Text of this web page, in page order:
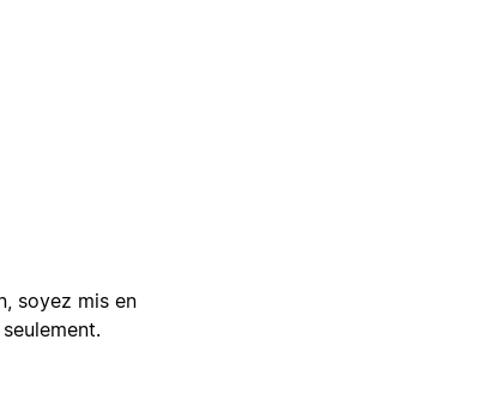
soyez mis en